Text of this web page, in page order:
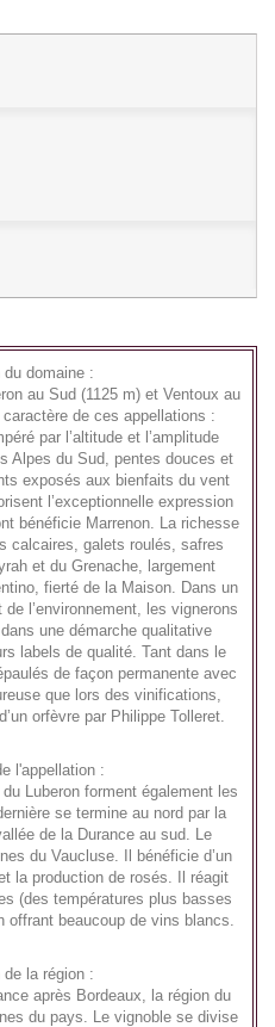
du domaine :
au Sud (1125 m) et Ventoux au
de ces appellations :
par l’altitude et l’amplitude
Alpes du Sud, pentes douces et
exposés aux bienfaits du vent
l’exceptionnelle expression
bénéficie Marrenon. La richesse
calcaires, galets roulés, safres
et du Grenache, largement
fierté de la Maison. Dans un
l’environnement, les vignerons
une démarche qualitative
labels de qualité. Tant dans le
de façon permanente avec
que lors des vinifications,
orfèvre par Philippe Tolleret.
l'appellation :
Luberon forment également les
se termine au nord par la
de la Durance au sud. Le
du Vaucluse. Il bénéficie d’un
la production de rosés. Il réagit
(des températures plus basses
offrant beaucoup de vins blancs.
de la région :
après Bordeaux, la région du
du pays. Le vignoble se divise